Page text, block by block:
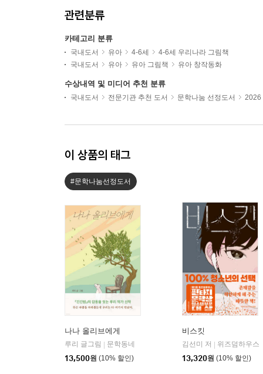
관련분류
카테고리 분류
국내도서 유아 4-6세
4-6세 우리나라 그림책
국내도서
유아 유아 그림책 유아 창작동화
수상내역 및 미디어 추천 분류
국내도서 전문기관 추천 도서 문학나눔 선정도서 2026
이 상품의 태그
#문학나눔선정도서
나나 올리브에게
루리 글그림
문학동네
13,500원 (10% 할인)
비스킷
김선미 저
위즈덤하우스
13,320원 (10% 할인)